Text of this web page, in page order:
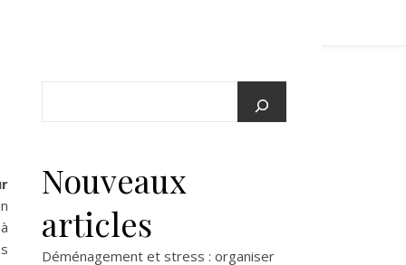
Nouveaux
articles
Déménagement et stress : organiser